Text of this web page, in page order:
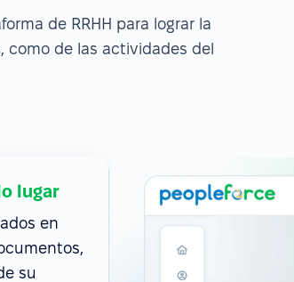
de RRHH para lograr la
de las actividades del
lugar
en
su